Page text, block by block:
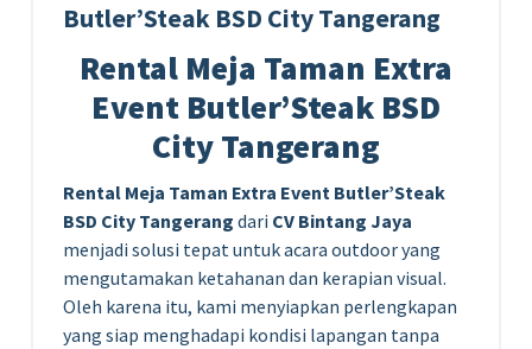
Butler’Steak BSD City Tangerang
Rental Meja Taman Extra
Event Butler’Steak BSD
City Tangerang
Rental Meja Taman Extra Event Butler’Steak
BSD City Tangerang dari CV Bintang Jaya
menjadi solusi tepat untuk acara outdoor yang
mengutamakan ketahanan dan kerapian visual.
Oleh karena itu, kami menyiapkan perlengkapan
yang siap menghadapi kondisi lapangan tanpa